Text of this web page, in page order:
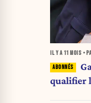
IL Y A 11 MOIS •
qualifier